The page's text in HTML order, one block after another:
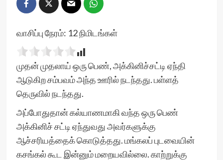
வாசிப்பு நேரம்: 12நிமிடங்கள்
முதன் முதலாய் ஒரு பெண், அக்கினிச்சட்டி ஏந்தி
ஆடுகிற சம்பவம் அந்த ஊரில் நடந்தது. பள்ளத்
தெருவில் நடந்தது.
அப்போதுதான் கல்யாணமாகி வந்த ஒரு பெண்
அக்கினிச் சட்டி ஏந்துவது அவர்களுக்கு
ஆச்சரியத்தைக் கொடுத்தது. மங்கலப் புடவையின்
கசங்கல் கூட இன்னும் மறையவில்லை. காற்றுக்கு